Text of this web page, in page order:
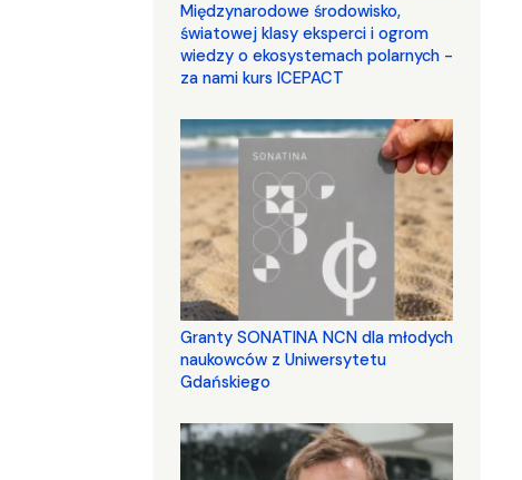
Międzynarodowe środowisko,
światowej klasy eksperci i ogrom
wiedzy o ekosystemach polarnych -
za nami kurs ICEPACT
Granty SONATINA NCN dla młodych
naukowców z Uniwersytetu
Gdańskiego